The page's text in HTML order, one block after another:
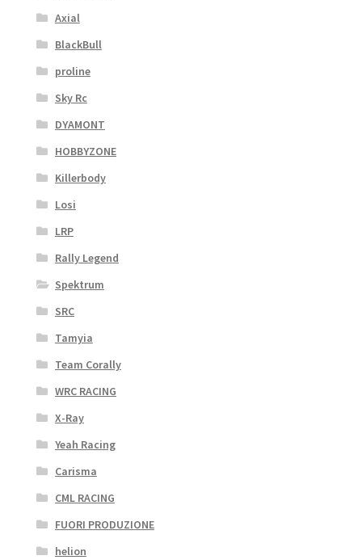
Axial
BlackBull
proline
Sky Rc
DYAMONT
HOBBYZONE
Killerbody
Losi
LRP
Rally Legend
Spektrum
SRC
Tamyia
Team Corally
WRC RACING
X-Ray
Yeah Racing
Carisma
CML RACING
FUORI PRODUZIONE
helion